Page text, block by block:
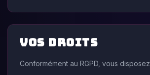
Vos droits
Conformément au RGPD, vous